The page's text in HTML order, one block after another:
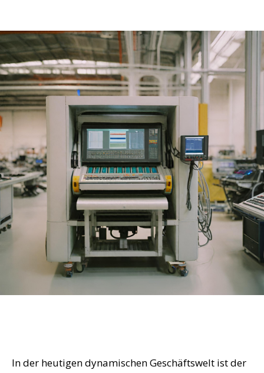
In der heutigen dynamischen Geschäftswelt ist der